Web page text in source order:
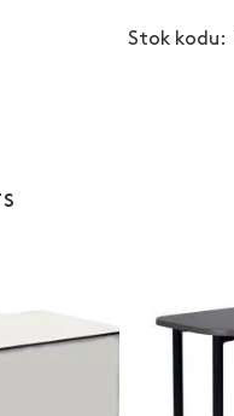
Stok kodu: